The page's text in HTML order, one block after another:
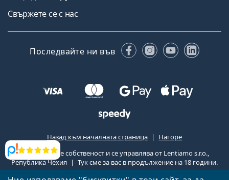
Прегледи
Свържете се с нас
Последвайте ни във FacebookInstagram
YouTube
Назад към началната страница
Нагоре
Lentiamo.bg е собственост и се управлява от Lentiamo s.r.o.,
Република Чехия
Тук сме за вас в продължение на 18 години.